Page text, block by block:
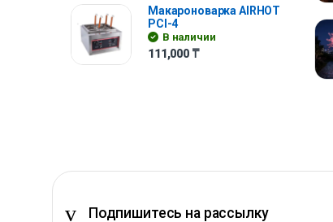
Макароноварка AIRHOT
PCI-4
В наличии
111,000 ₸
Подпишитесь на рассылку